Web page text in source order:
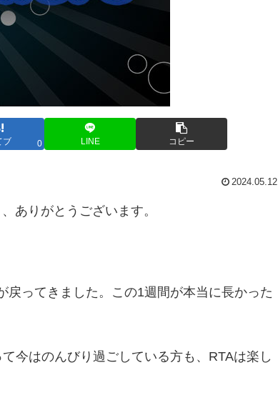
ブ 0 LINE コピー
2024.05.12
ありがとうございます。
ってきました。この1週間が本当に長かった
今はのんびり過ごしている方も、RTAは楽し